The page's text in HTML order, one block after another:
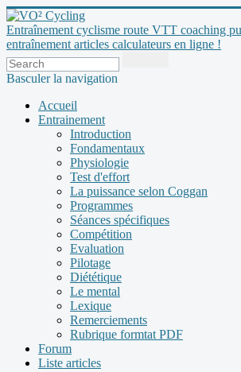
Entraînement cyclisme route VTT coaching
entraînement articles calculateurs en ligne !
Basculer la navigation
Accueil
Entrainement
Introduction
Fondamentaux
Physiologie
Test d'effort
La puissance selon Coggan
Programmes
Séances spécifiques
Compétition
Evaluation
Pilotage
Diététique
Le mental
Lexique
Remerciements
Rubrique formtat PDF
Forum
Liste articles